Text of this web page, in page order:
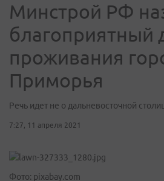
Минстрой РФ
благоприятный
проживания
Приморья
Речь идет не о дальневосточной
7:27, 11 апреля 2021
Фото: pixabay.com